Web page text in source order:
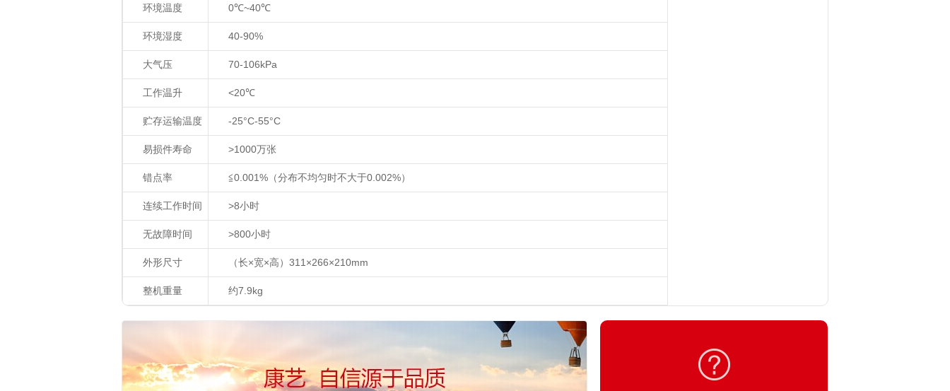
环境温度 0℃~40℃
环境湿度 40-90%
大气压 70-106kPa
工作温升 <20℃
贮存运输温度 -25°C-55°C
易损件寿命 >1000万张
错点率 ≦0.001% （分布不均匀时不大于0.002%）
连续工作时间 >8小时
无故障时间 >800小时
外形尺寸 （长×宽×高） 311×266×210mm
整机重量 约7.9kg